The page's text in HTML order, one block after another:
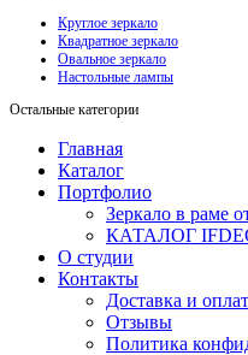
Круглое зеркало
Квадратное зеркало
Овальное зеркало
Настольные лампы
Остальные категории
Главная
Каталог
Портфолио
Зеркало в раме
КАТАЛОГ
О студии
Контакты
Доставка и
Отзывы
Политика